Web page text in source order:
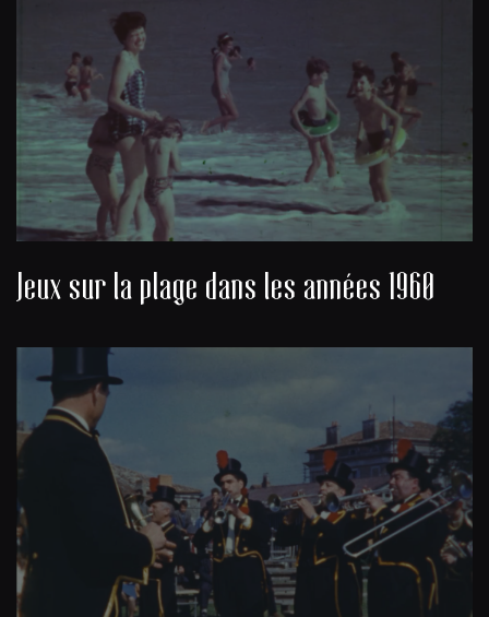
Jeux sur la plage dans les années 1960